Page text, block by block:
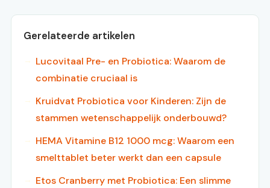
Gerelateerde artikelen
Lucovitaal Pre- en Probiotica: Waarom de
combinatie cruciaal is
Kruidvat Probiotica voor Kinderen: Zijn de
stammen wetenschappelijk onderbouwd?
HEMA Vitamine B12 1000 mcg: Waarom een
smelttablet beter werkt dan een capsule
Etos Cranberry met Probiotica: Een slimme